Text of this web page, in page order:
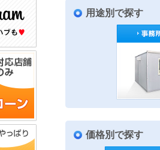
用途別で探す
価格別で探す